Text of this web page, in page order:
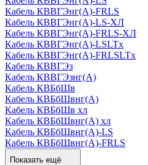
Кабель КВВГЭнг(А)-FRLS
Кабель КВВГЭнг(А)-LS-ХЛ
Кабель КВВГЭнг(А)-FRLS-ХЛ
Кабель КВВГЭнг(А)-LSLTx
Кабель КВВГЭнг(А)-FRLSLTx
Кабель КВВГЭз
Кабель КВВГЭзнг(А)
Кабель КВБбШв
Кабель КВБбШвнг(А)
Кабель КВБбШв хл
Кабель КВБбШвнг(А) хл
Кабель КВБбШвнг(А)-LS
Кабель КВБбШвнг(А)-FRLS
Показать ещё